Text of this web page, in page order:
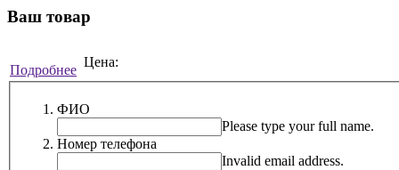
Ваш товар
Подробнее
Цена:
ФИО
Please type your full name.
Номер телефона
Invalid email address.